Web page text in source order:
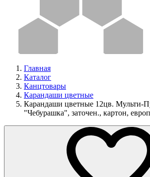
Главная
Каталог
Канцтовары
Карандаши цветные
Карандаши цветные 12цв. Мульти-
"Чебурашка", заточен., картон,